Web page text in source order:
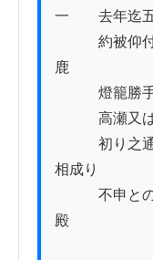
一　　去年迄
約被仰付置
鹿
燈籠勝手次
高瀬又は新
初り之通ニ
相成り
不申との御
殿